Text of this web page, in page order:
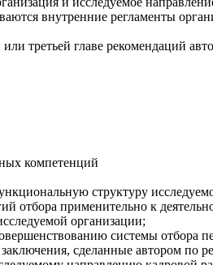
внутренние регламенты
третьей главе рекомендаций
компетенций
структуру
отбора применительно к
организации;
системы отбора
сделанные автором по